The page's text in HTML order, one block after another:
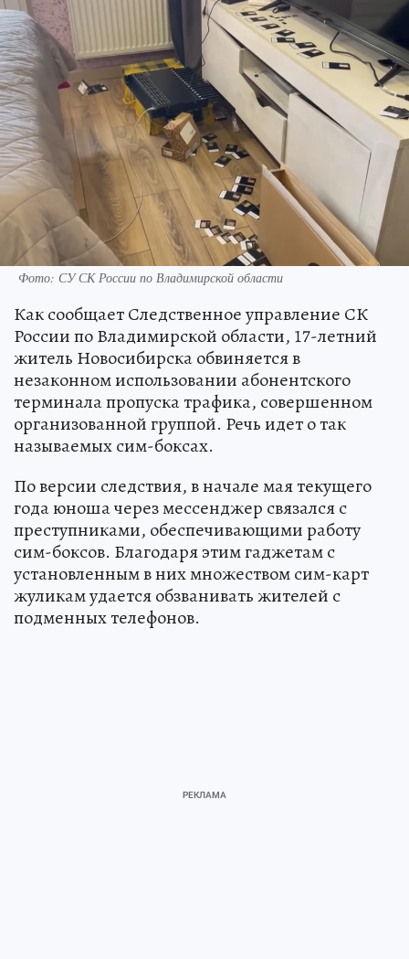
Фото: СУ СК России по Владимирской области
Как сообщает Следственное управление СК
России по Владимирской области, 17-летний
житель Новосибирска обвиняется в
незаконном использовании абонентского
терминала пропуска трафика, совершенном
организованной группой. Речь идет о так
называемых сим-боксах.
По версии следствия, в начале мая текущего
года юноша через мессенджер связался с
преступниками, обеспечивающими работу
сим-боксов. Благодаря этим гаджетам с
установленным в них множеством сим-карт
жуликам удается обзванивать жителей с
подменных телефонов.